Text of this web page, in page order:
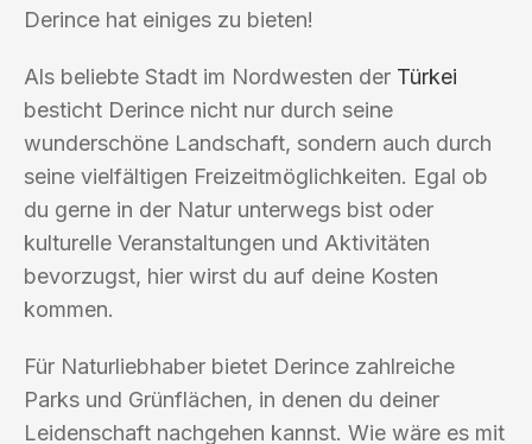
Derince hat einiges zu bieten!
Als beliebte Stadt im Nordwesten der Türkei
besticht Derince nicht nur durch seine
wunderschöne Landschaft, sondern auch durch
seine vielfältigen Freizeitmöglichkeiten. Egal ob
du gerne in der Natur unterwegs bist oder
kulturelle Veranstaltungen und Aktivitäten
bevorzugst, hier wirst du auf deine Kosten
kommen.
Für Naturliebhaber bietet Derince zahlreiche
Parks und Grünflächen, in denen du deiner
Leidenschaft nachgehen kannst. Wie wäre es mit